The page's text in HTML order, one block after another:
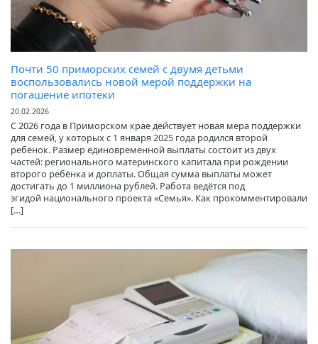
Почти 50 приморских семей с двумя детьми
воспользовались новой мерой поддержки на
погашение ипотеки
20.02.2026
С 2026 года в Приморском крае действует новая мера поддержки
для семей, у которых с 1 января 2025 года родился второй
ребёнок. Размер единовременной выплаты состоит из двух
частей: регионального материнского капитала при рождении
второго ребёнка и доплаты. Общая сумма выплаты может
достигать до 1 миллиона рублей. Работа ведётся под
эгидой национального проекта «Семья». Как прокомментировали
[…]